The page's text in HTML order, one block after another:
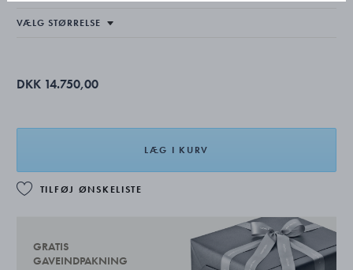
DKK 14.750,00
LÆG I KURV
TILFØJ ØNSKELISTE
GRATIS
GAVEINDPAKNING